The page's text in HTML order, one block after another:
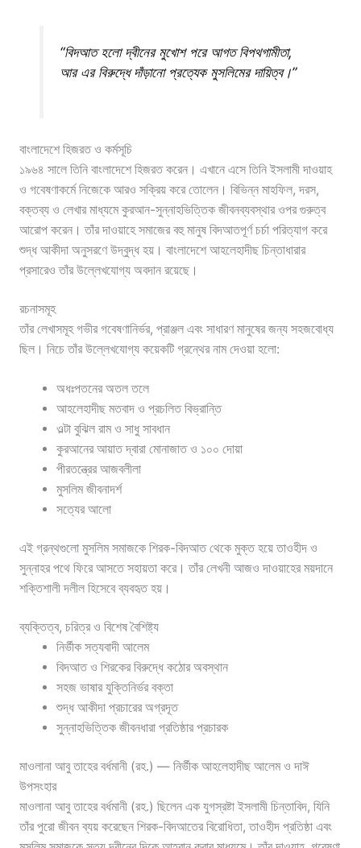
“বিদআত হলো দ্বীনের মুখোশ পরে আগত বিপথগামীতা,
আর এর বিরুদ্ধে দাঁড়ানো প্রত্যেক মুসলিমের দায়িত্ব।”
বাংলাদেশে হিজরত ও কর্মসূচি
১৯৬৪ সালে তিনি বাংলাদেশে হিজরত করেন। এখানে এসে তিনি ইসলামী দাওয়াহ
ও গবেষণাকর্মে নিজেকে আরও সক্রিয় করে তোলেন। বিভিন্ন মাহফিল, দরস,
বক্তব্য ও লেখার মাধ্যমে কুরআন-সুন্নাহভিত্তিক জীবনব্যবস্থার ওপর গুরুত্ব
আরোপ করেন। তাঁর দাওয়াহে সমাজের বহু মানুষ বিদআতপূর্ণ চর্চা পরিত্যাগ করে
শুদ্ধ আকীদা অনুসরণে উদ্বুদ্ধ হয়। বাংলাদেশে আহলেহাদীছ চিন্তাধারার
প্রসারেও তাঁর উল্লেখযোগ্য অবদান রয়েছে।
রচনাসমূহ
তাঁর লেখাসমূহ গভীর গবেষণানির্ভর, প্রাঞ্জল এবং সাধারণ মানুষের জন্য সহজবোধ্য
ছিল। নিচে তাঁর উল্লেখযোগ্য কয়েকটি গ্রন্থের নাম দেওয়া হলো:
অধঃপতনের অতল তলে
আহলেহাদীছ মতবাদ ও প্রচলিত বিভ্রান্তি
ওল্টা বুঝিল রাম ও সাধু সাবধান
কুরআনের আয়াত দ্বারা মোনাজাত ও ১০০ দোয়া
পীরতন্ত্রের আজবলীলা
মুসলিম জীবনাদর্শ
সত্যের আলো
এই গ্রন্থগুলো মুসলিম সমাজকে শিরক-বিদআত থেকে মুক্ত হয়ে তাওহীদ ও
সুন্নাহর পথে ফিরে আসতে সহায়তা করে। তাঁর লেখনী আজও দাওয়াহের ময়দানে
শক্তিশালী দলীল হিসেবে ব্যবহৃত হয়।
ব্যক্তিত্ব, চরিত্র ও বিশেষ বৈশিষ্ট্য
নির্ভীক সত্যবাদী আলেম
বিদআত ও শিরকের বিরুদ্ধে কঠোর অবস্থান
সহজ ভাষার যুক্তিনির্ভর বক্তা
শুদ্ধ আকীদা প্রচারের অগ্রদূত
সুন্নাহভিত্তিক জীবনধারা প্রতিষ্ঠার প্রচারক
মাওলানা আবু তাহের বর্ধমানী (রহ.) — নির্ভীক আহলেহাদীছ আলেম ও দাঈ
উপসংহার
মাওলানা আবু তাহের বর্ধমানী (রহ.) ছিলেন এক যুগস্রষ্টা ইসলামী চিন্তাবিদ, যিনি
তাঁর পুরো জীবন ব্যয় করেছেন শিরক-বিদআতের বিরোধিতা, তাওহীদ প্রতিষ্ঠা এবং